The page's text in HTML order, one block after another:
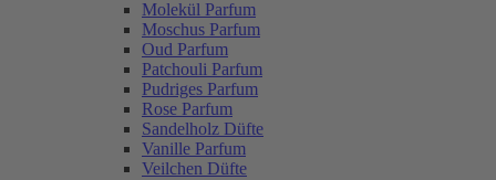
Molekül Parfum
Moschus Parfum
Oud Parfum
Patchouli Parfum
Pudriges Parfum
Rose Parfum
Sandelholz Düfte
Vanille Parfum
Veilchen Düfte